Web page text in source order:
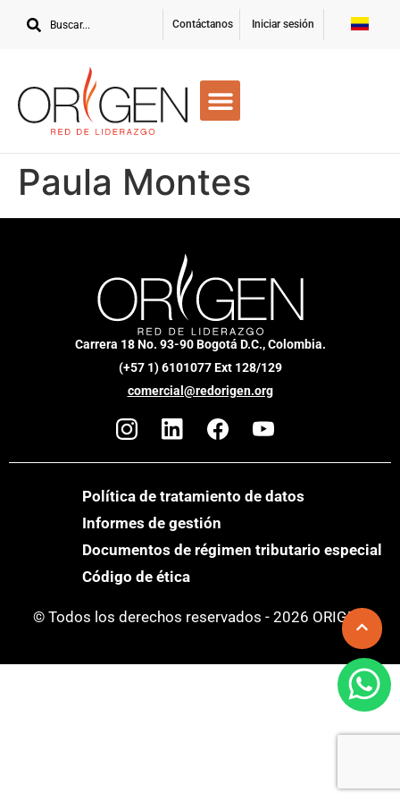
Contáctanos Iniciar sesión
Paula Montes
Carrera 18 No. 93-90 Bogotá D.C., Colombia.
(+57 1) 6101077 Ext 128/129
comercial@redorigen.org
Política de tratamiento de datos
Informes de gestión
Documentos de régimen tributario especial
Código de ética
© Todos los derechos reservados - 2026 ORIGEN